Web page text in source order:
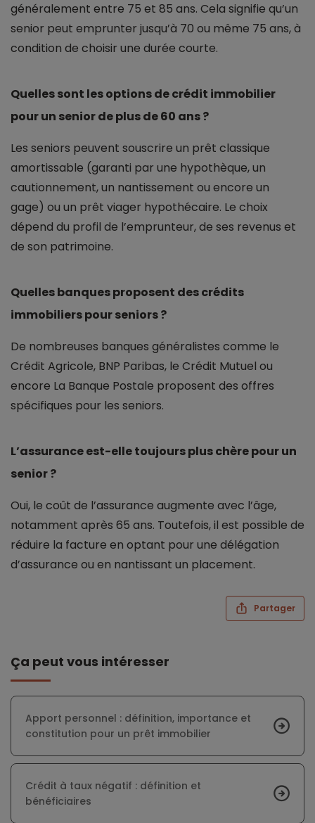
généralement entre 75 et 85 ans. Cela signifie qu’un
senior peut emprunter jusqu’à 70 ou même 75 ans, à
condition de choisir une durée courte.
Quelles sont les options de crédit immobilier
pour un senior de plus de 60 ans ?
Les seniors peuvent souscrire un prêt classique
amortissable (garanti par une hypothèque, un
cautionnement, un nantissement ou encore un
gage) ou un prêt viager hypothécaire. Le choix
dépend du profil de l’emprunteur, de ses revenus et
de son patrimoine.
Quelles banques proposent des crédits
immobiliers pour seniors ?
De nombreuses banques généralistes comme le
Crédit Agricole, BNP Paribas, le Crédit Mutuel ou
encore La Banque Postale proposent des offres
spécifiques pour les seniors.
L’assurance est-elle toujours plus chère pour un
senior ?
Oui, le coût de l’assurance augmente avec l’âge,
notamment après 65 ans. Toutefois, il est possible de
réduire la facture en optant pour une délégation
d’assurance ou en nantissant un placement.
Partager
Ça peut vous intéresser
Apport personnel : définition, importance et
constitution pour un prêt immobilier
Crédit à taux négatif : définition et
bénéficiaires